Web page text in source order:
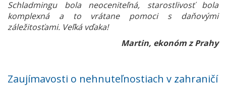
Schladmingu bola neoceniteľná, starostlivosť bola
komplexná a to vrátane pomoci s daňovými
záležitosťami. Veľká vďaka!
Martin, ekonóm z Prahy
Zaujímavosti o nehnuteľnostiach v zahraničí